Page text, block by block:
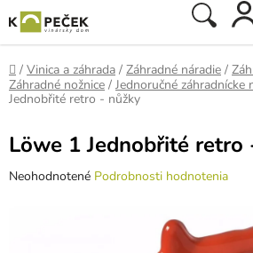
na
obsah
Domov
/ Vinica a záhrada / Záhradné náradie /
Záhradné nožnice / Jednoručné záhradnícke
Jednobřité retro - nůžky
Löwe 1 Jednobřité retro
Priemerné
Neohodnotené Podrobnosti hodnotenia